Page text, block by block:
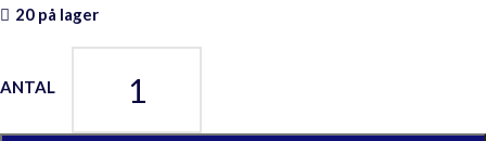
20 på lager